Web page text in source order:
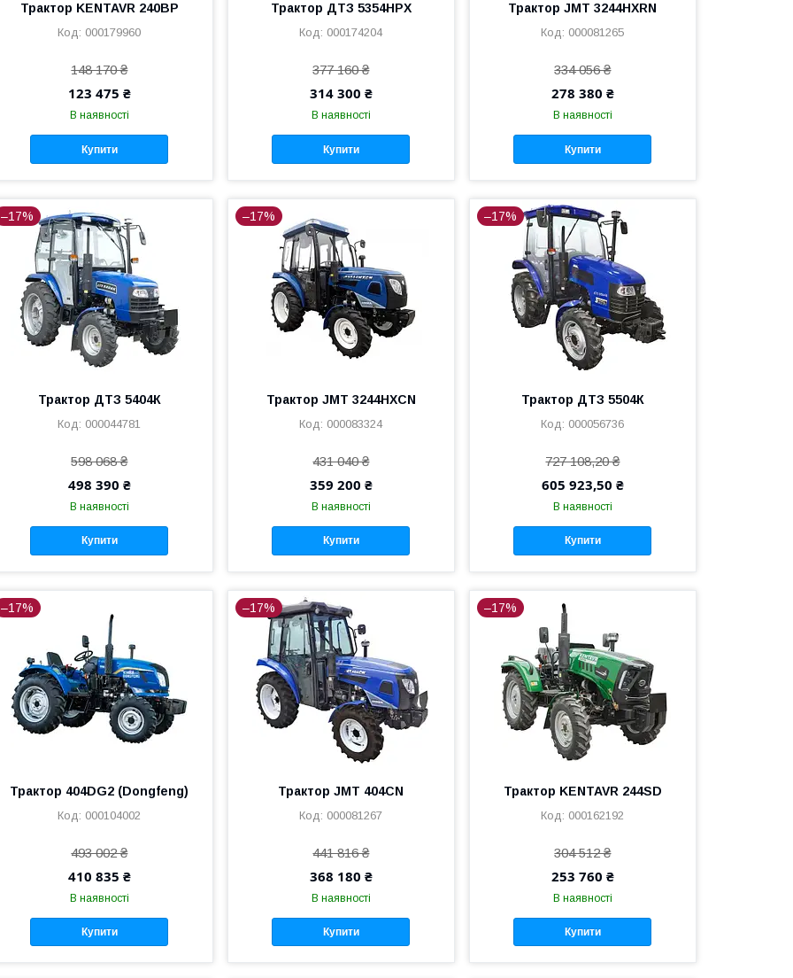
Трактор KENTAVR 240BP
000179960
148 170 ₴
123 475 ₴
В наявності
Купити
Трактор ДТЗ 5354HPX
000174204
377 160 ₴
314 300 ₴
В наявності
Купити
Трактор JMT 3244HXRN
000081265
334 056 ₴
278 380 ₴
В наявності
Купити
–17%
Трактор ДТЗ 5404К
000044781
598 068 ₴
498 390 ₴
В наявності
Купити
–17%
Трактор JMT 3244HXCN
000083324
431 040 ₴
359 200 ₴
В наявності
Купити
–17%
Трактор ДТЗ 5504К
000056736
727 108,20 ₴
605 923,50 ₴
В наявності
Купити
–17%
Трактор 404DG2 (Dongfeng)
000104002
493 002 ₴
410 835 ₴
В наявності
Купити
–17%
Трактор JMT 404CN
000081267
441 816 ₴
368 180 ₴
В наявності
Купити
–17%
Трактор KENTAVR 244SD
000162192
304 512 ₴
253 760 ₴
В наявності
Купити